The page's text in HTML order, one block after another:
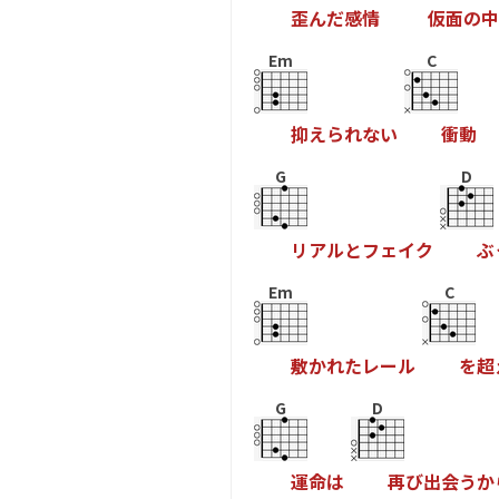
歪んだ感情 仮面の中
Em
抑えられない
C
衝動
G
リ アルとフェイク
D
ぶ
Em
敷かれたレール
C
を超
G
運命は
D
再び出会うか